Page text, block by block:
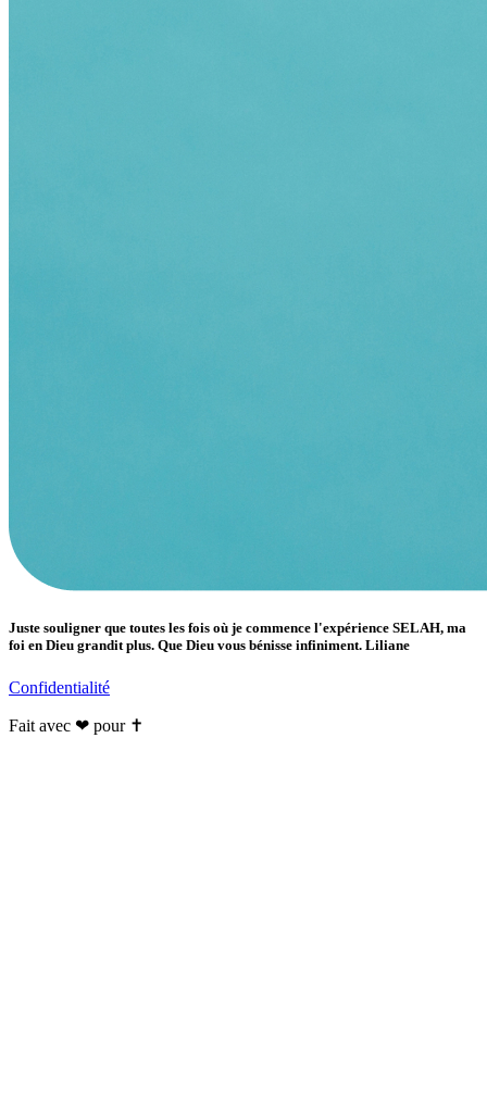
Juste souligner que toutes les fois où je commence l'expérience SELAH, ma
foi en Dieu grandit plus. Que Dieu vous bénisse infiniment. Liliane
Confidentialité
Fait avec ❤ pour ✝️️